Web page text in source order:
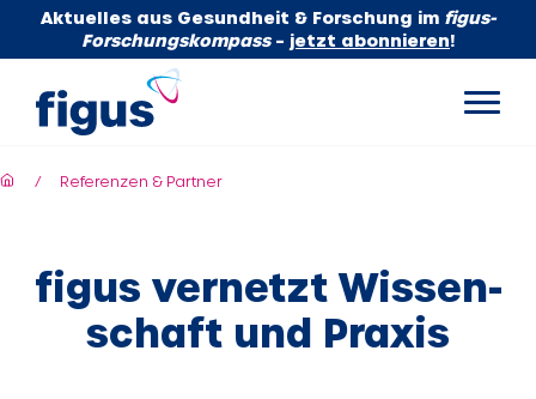
Aktuelles aus Gesundheit & Forschung im figus-
Forschungskompass– jetzt abonnieren!
Referenzen & Partner
figus vernetzt Wissen­
schaft und Praxis